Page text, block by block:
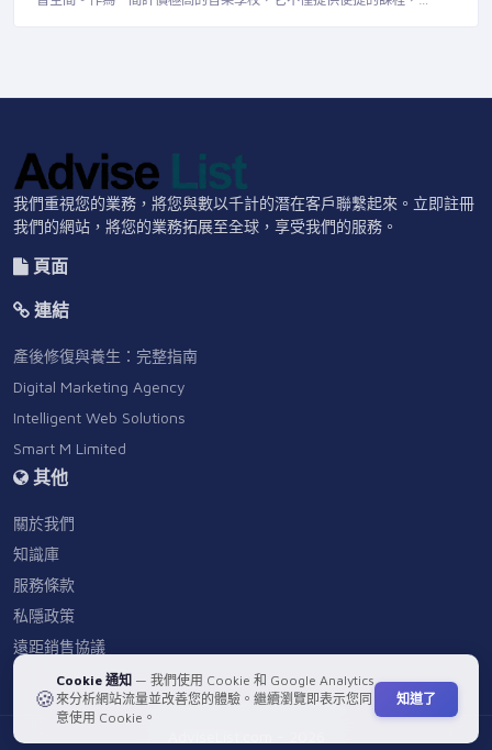
我們重視您的業務，將您與數以千計的潛在客戶聯繫起來。立即註冊
我們的網站，將您的業務拓展至全球，享受我們的服務。
頁面
連結
產後修復與養生：完整指南
Digital Marketing Agency
Intelligent Web Solutions
Smart M Limited
其他
關於我們
知識庫
服務條款
私隱政策
遠距銷售協議
🍪
Cookie 通知 — 我們使用 Cookie 和 Google Analytics
來分析網站流量並改善您的體驗。繼續瀏覽即表示您同
意使用 Cookie。
知道了